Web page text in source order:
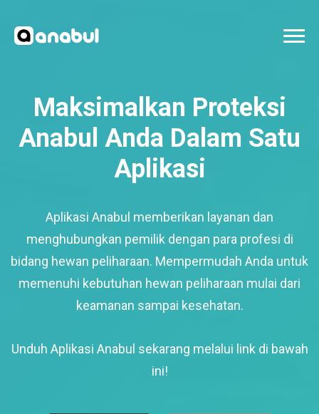
Maksimalkan Proteksi
Anabul Anda Dalam Satu
Aplikasi
Aplikasi Anabul memberikan layanan dan
menghubungkan pemilik dengan para profesi di
bidang hewan peliharaan. Mempermudah Anda untuk
memenuhi kebutuhan hewan peliharaan mulai dari
keamanan sampai kesehatan.
Unduh Aplikasi Anabul sekarang melalui link di bawah
ini!